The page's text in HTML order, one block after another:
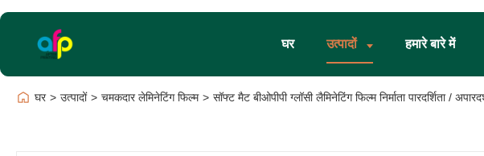
घर उत्पादों हमारे बारे में
घर > उत्पादों > चमकदार लेमिनेटिंग फिल्म > सॉफ्ट मैट बीओपीपी ग्लॉसी लैमिनेटिंग फिल्म निर्माता पारदर्शिता /